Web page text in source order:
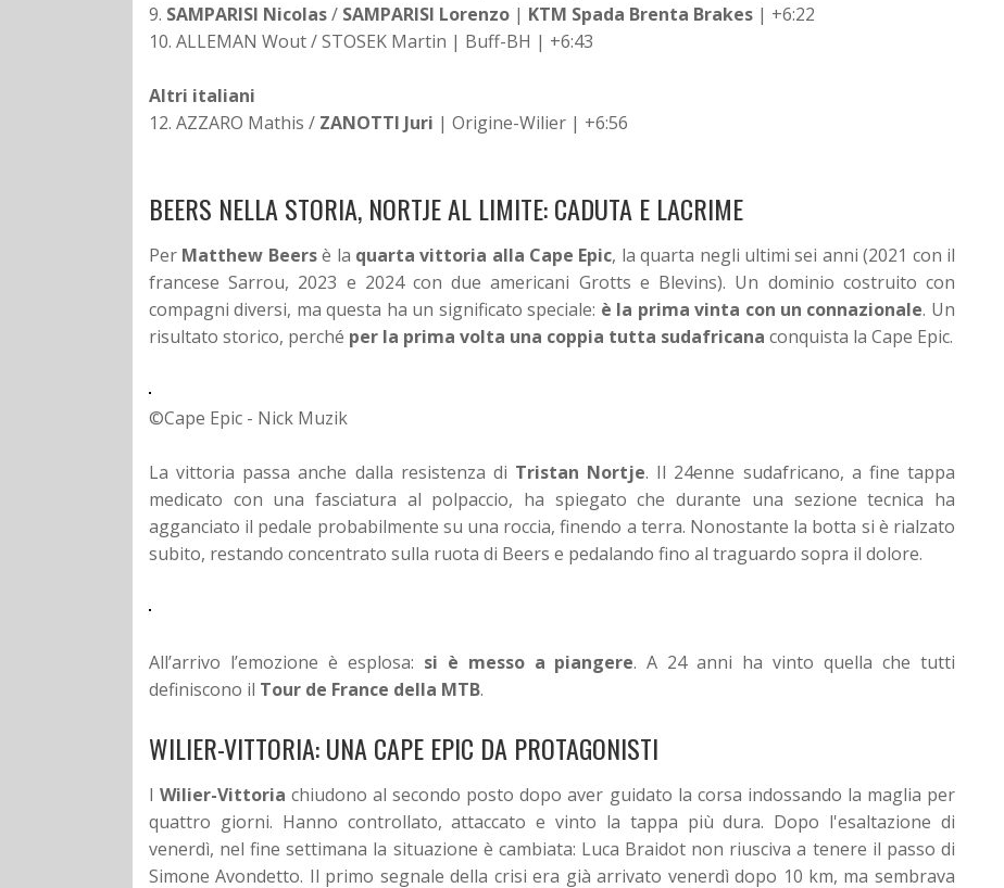
9. SAMPARISI Nicolas/ SAMPARISI Lorenzo | KTM Spada Brenta Brakes | +6:22
10. ALLEMAN Wout / STOSEK Martin | Buff-BH | +6:43
Altri italiani
12. AZZARO Mathis / ZANOTTI Juri | Origine-Wilier | +6:56
BEERS NELLA STORIA, NORTJE AL LIMITE: CADUTA E LACRIME
Per Matthew Beersè la quarta vittoria alla Cape Epic, la quarta negli ultimi sei anni (2021 con il
francese Sarrou, 2023 e 2024 con due americani Grotts e Blevins). Un dominio costruito con
compagni diversi, ma questa ha un significato speciale: è la prima vinta con un connazionale. Un
risultato storico, perché per la prima volta una coppia tutta sudafricana conquista la Cape Epic.
©Cape Epic - Nick Muzik
La vittoria passa anche dalla resistenza di Tristan Nortje. Il 24enne sudafricano, a fine tappa
medicato con una fasciatura al polpaccio, ha spiegato che durante una sezione tecnica ha
agganciato il pedale probabilmente su una roccia, finendo a terra. Nonostante la botta si è rialzato
subito, restando concentrato sulla ruota di Beers e pedalando fino al traguardo sopra il dolore.
All’arrivo l’emozione è esplosa: si è messo a piangere. A 24 anni ha vinto quella che tutti
definiscono il Tour de France della MTB.
WILIER-VITTORIA: UNA CAPE EPIC DA PROTAGONISTI
IWilier-Vittoria chiudono al secondo posto dopo aver guidato la corsa indossando la maglia per
quattro giorni. Hanno controllato, attaccato e vinto la tappa più dura. Dopo l'esaltazione di
venerdì, nel fine settimana la situazione è cambiata: Luca Braidot non riusciva a tenere il passo di
Simone Avondetto. Il primo segnale della crisi era già arrivato venerdì dopo 10 km, ma sembrava